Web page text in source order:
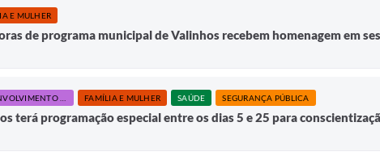
E MULHER
de programa municipal de Valinhos recebem homenagem em
FAMÍLIA E MULHER SAÚDE SEGURANÇA PÚBLICA
terá programação especial entre os dias 5 e 25 para